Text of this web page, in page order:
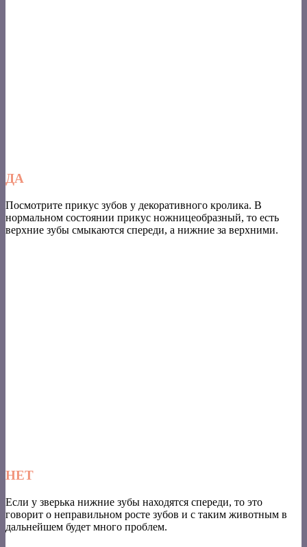
ДА
Посмотрите прикус зубов у декоративного кролика. В
нормальном состоянии прикус ножницеобразный, то есть
верхние зубы смыкаются спереди, а нижние за верхними.
НЕТ
Если у зверька нижние зубы находятся спереди, то это
говорит о неправильном росте зубов и с таким животным в
дальнейшем будет много проблем.